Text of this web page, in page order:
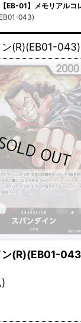
【EB-01】メモリアルコ
043)
ン(R)(EB01-043)
ン(R)(EB01-